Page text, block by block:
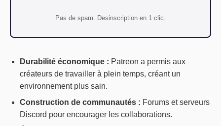
Pas de spam. Desinscription en 1 clic.
Durabilité économique : Patreon a permis aux
créateurs de travailler à plein temps, créant un
environnement plus sain.
Construction de communautés : Forums et serveurs
Discord pour encourager les collaborations.